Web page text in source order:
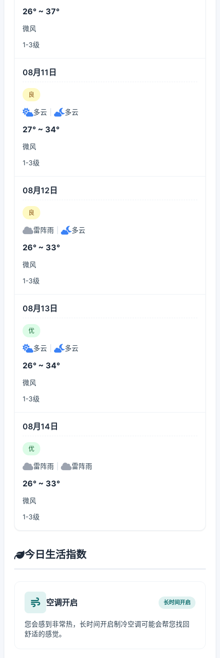
26° ~ 37°
微风
1-3级
08月11日
良
多云 多云
27° ~ 34°
微风
1-3级
08月12日
良
雷阵雨 多云
26° ~ 33°
微风
1-3级
08月13日
优
多云 多云
26° ~ 34°
微风
1-3级
08月14日
优
雷阵雨 雷阵雨
26° ~ 33°
微风
1-3级
今日生活指数
空调开启 长时间开启
您会感到非常热，长时间开启制冷空调可能会帮您找回
舒适的感觉。